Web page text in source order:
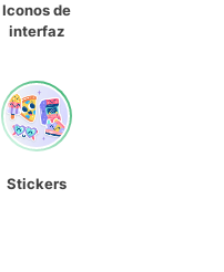
Iconos de
interfaz
Stickers